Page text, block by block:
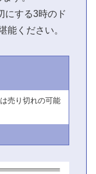
にする3時のド
能ください。
売り切れの可能